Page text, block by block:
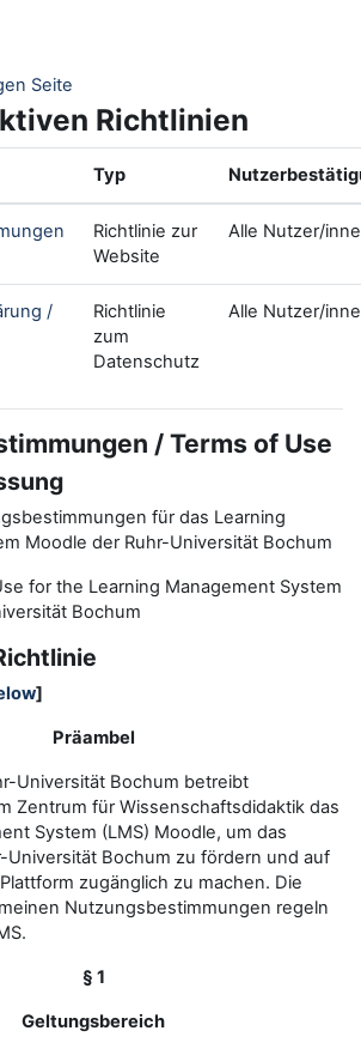
Seite
Richtlinien
Typ
Richtlinie zur
Website
Alle Nutzer/
/
Richtlinie
zum
Datenschutz
Alle Nutzer/
/ Terms of Use
für das Learning
Moodle der Ruhr-Universität Bochum
for the Learning Management System
ät Bochum
]
Präambel
Universität Bochum betreibt
Zentrum für Wissenschaftsdidaktik das
System (LMS) Moodle, um das
Universität Bochum zu fördern und auf
zugänglich zu machen. Die
Nutzungsbestimmungen regeln
§ 1
Geltungsbereich